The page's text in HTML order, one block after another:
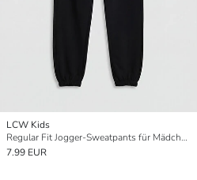
LCW Kids
Regular Fit Jogger-Sweatpants für Mädchen
7.99 EUR